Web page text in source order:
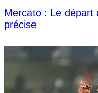
Mercato : Le départ
précise